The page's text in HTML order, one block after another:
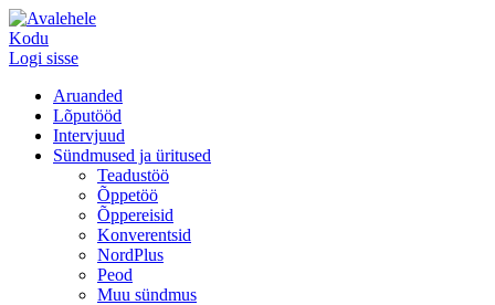
Kodu
Logi sisse
Aruanded
Lõputööd
Intervjuud
Sündmused ja üritused
Teadustöö
Õppetöö
Õppereisid
Konverentsid
NordPlus
Peod
Muu sündmus